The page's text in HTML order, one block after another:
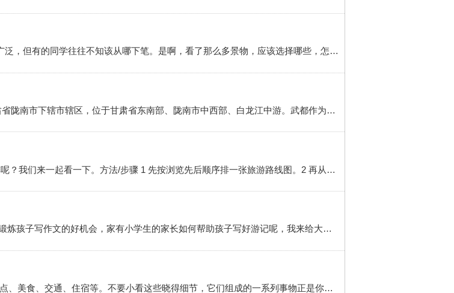
旅游日记属于以写景为主的记叙文中的一种。它的内容甚为广泛，但有的同学往往不知该从哪下笔。是啊，看了那么多景物，应该选择哪些，怎样写？方法/步骤 1 一、以游踪为线索 以“我”为中心，通过“我”的行踪变化来组织文章。因为旅游日记都有一个特殊的固定观察点——“我”，一般采取“移步换景”的...
我的家乡陇南武都作文1000字 简介 我的家乡陇南武都是甘肃省陇南市下辖市辖区，位于甘肃省东南部、陇南市中西部、白龙江中游。武都作为地名始于先秦，西汉置武都郡，唐改称阶州，民国改置武都县，2004年撤县设区。武都区是陇南政治、经济、文化、交通中心和军事重镇，省域南部重要的交通枢纽和商贸物流中心，陇东南区域中心城市之一
小学生写游记作文步骤 简介 小学生写游记作文步骤怎么安排呢？我们来一起看一下。方法/步骤 1 先按浏览先后顺序排一张旅游路线图。2 再从旅游路线图中选择若干个有代表性的地点，每个地点再选择几个具有代表性的景物，作为重点进行详写。其他地点和景物进行略写。3 要抓住具有代表性的景物，将自己的所见，所闻，...
简介 十一假期到了，大多数家长带孩子出门旅游，写游记是锻炼孩子写作文的好机会，家有小学生的家长如何帮助孩子写好游记呢，我来给大家分享一下。方法/步骤 1 旅游前准备。去哪里旅游，关于旅游地有什么名声古迹，有什么历史传说，什么风土人情等，这些在旅游前可以通过阅读书籍，查阅资料的方式先了解。然后在旅游的...
工具/原料 旅行 日记 方法/步骤 1 时间、地点、人物、以及景点、美食、交通、住宿等。不要小看这些晓得细节，它们组成的一系列事物正是你日后会想起这段时光的关键因素，一般出现在文章开头部分。2 对景色的描写，你每到一个旅游景区可别只顾玩,可以身边要带上笔和笔记本把景点记下来。你在旅游中不要走马观花,...